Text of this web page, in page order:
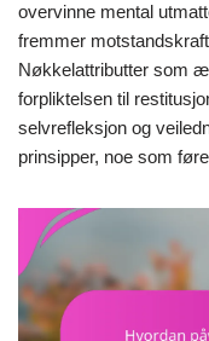
overvinne mental
fremmer
Nøkkelattributter som
forpliktelsen til
selvrefleksjon og
prinsipper, noe som